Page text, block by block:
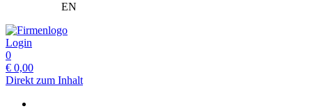
EN
Login
0
€ 0,00
Direkt zum Inhalt